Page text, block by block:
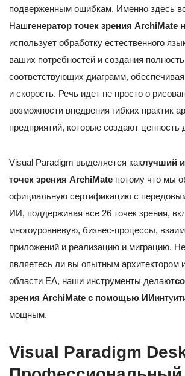
подверженным ошибкам. Именно здесь
Нашгенератор точек зрения ArchiMate
использует обработку естественного
ваших потребностей и создания
соответствующих диаграмм,
и скорость. Речь идет не просто о
возможности внедрения гибких практик
предприятий, которые создают ценность
Visual Paradigm выделяется каклучший
точек зрения ArchiMate потому что мы
официальную сертификацию с
ИИ, поддерживая все 26 точек зрения,
многоуровневую, бизнес-процессы,
приложений и реализацию и миграцию.
являетесь ли вы опытным архитектором
области EA, наши инструменты делают
зрения ArchiMate с помощью ИИ
мощным.
Visual Paradigm